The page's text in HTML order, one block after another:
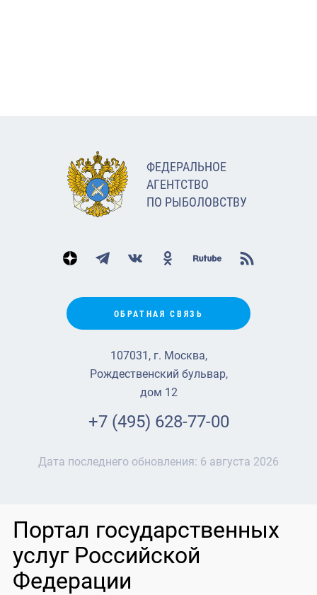
ФЕДЕРАЛЬНОЕ
АГЕНТСТВО
ПО РЫБОЛОВСТВУ
ОБРАТНАЯ СВЯЗЬ
107031, г. Москва,
Рождественский бульвар,
дом 12
+7 (495) 628-77-00
Дата последнего обновления: 6 августа 2026
Портал государственных
услуг Российской
Федерации